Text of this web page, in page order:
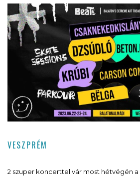
VESZPRÉM
2 szuper koncerttel vár most hétvégén a